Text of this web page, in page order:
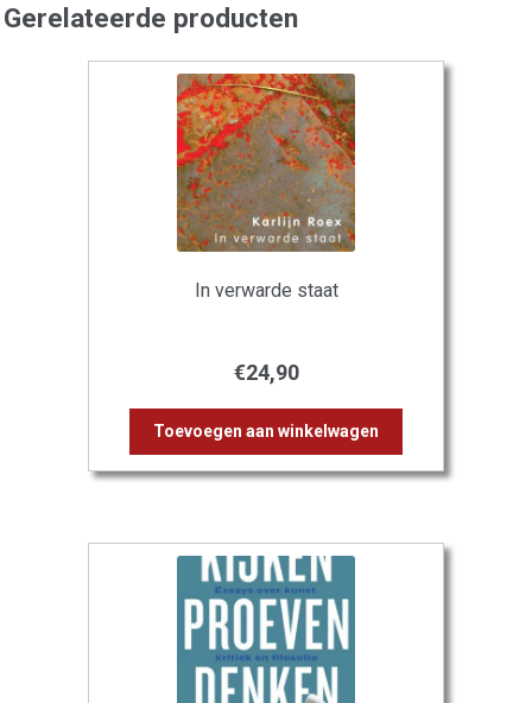
Gerelateerde producten
In verwarde staat
€24,90
Toevoegen aan winkelwagen